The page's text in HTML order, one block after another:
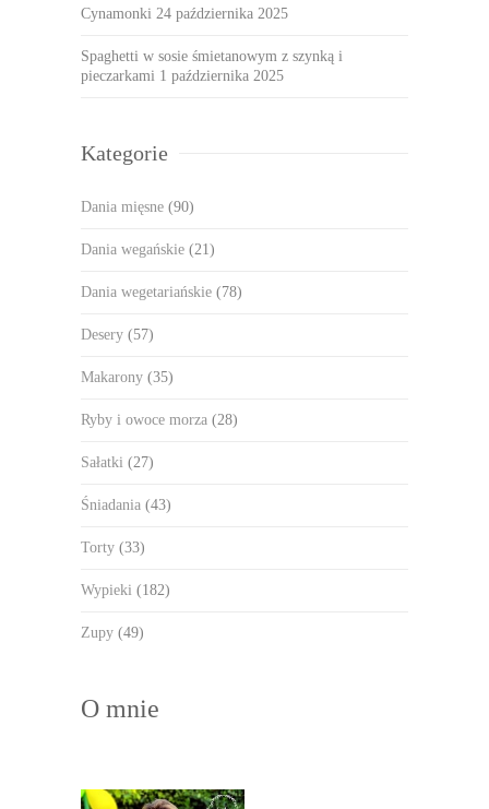
Cynamonki 24 października 2025
Spaghetti w sosie śmietanowym z szynką i
pieczarkami 1 października 2025
Kategorie
Dania mięsne (90)
Dania wegańskie (21)
Dania wegetariańskie (78)
Desery (57)
Makarony (35)
Ryby i owoce morza (28)
Sałatki (27)
Śniadania (43)
Torty (33)
Wypieki (182)
Zupy (49)
O mnie